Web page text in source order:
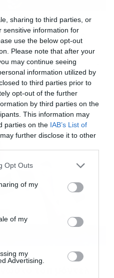
sharing to third parties, or
sensitive information for
use the below opt-out
Please note that after your
may continue seeing
information utilized by
to third parties prior to
opt-out of the further
by third parties on the
This information may
parties on the IAB’s List of
further disclose it to other
uses one or more Google
behaviour. You may click to
and its third-party tags to
purposes in below Google
Opt Outs
of my
of my
my
Advertising.
σύντροφος
Η Κέιτ Μος στα 42
της στον 29χρονο
ιδιαίτερα ευτυχισμένη
γλώσσες λένε ότι
οι φήμες και
σύντομα, σίγουρα
τοπ μόντελ